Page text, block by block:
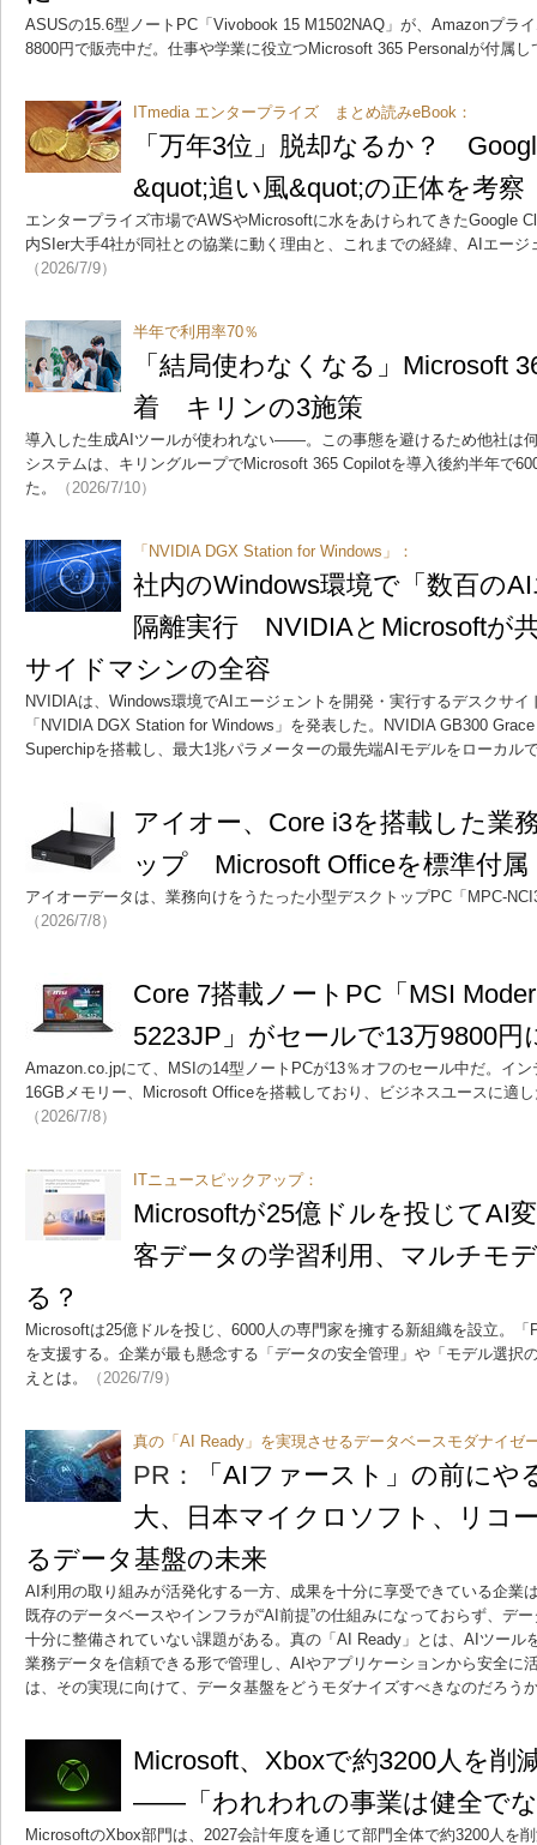
ASUSの15.6型ノートPC「Vivobook 15 M1502NAQ」が、Amazonプラ
8800円で販売中だ。仕事や学業に役立つMicrosoft 365 Personalが付属し
ITmedia エンタープライズ まとめ読みeBook：
「万年3位」脱却なるか？
&quot;追い風&quot;の正体を考察
エンタープライズ市場でAWSやMicrosoftに水をあけられてきたGoogle
内SIer大手4社が同社との協業に動く理由と、これまでの経緯、AIエー
（2026/7/9）
半年で利用率70％
「結局使わなくなる」Microsoft
着 キリンの3施策
導入した生成AIツールが使われない――。この事態を避けるため他社は
システムは、キリングループでMicrosoft 365 Copilotを導入後約半年で
た。
（2026/7/10）
「NVIDIA DGX Station for Windows」：
社内のWindows環境で「数百の
隔離実行 NVIDIAとMicrosoftが
サイドマシンの全容
NVIDIAは、Windows環境でAIエージェントを開発・実行するデスクサ
「NVIDIA DGX Station for Windows」を発表した。NVIDIA GB300
Superchipを搭載し、最大1兆パラメーターの最先端AIモデルをローカル
アイオー、Core i3を搭載した業
ップ Microsoft Officeを標準付属
アイオーデータは、業務向けをうたった小型デスクトップPC「MPC-
（2026/7/8）
Core 7搭載ノートPC「MSI
5223JP」がセールで13万9800円
Amazon.co.jpにて、MSIの14型ノートPCが13％オフのセール中だ。イ
16GBメモリー、Microsoft Officeを搭載しており、ビジネスユースに適
（2026/7/8）
ITニュースピックアップ：
Microsoftが25億ドルを投じてAI
客データの学習利用、マルチモ
る？
Microsoftは25億ドルを投じ、6000人の専門家を擁する新組織を設立。
を支援する。企業が最も懸念する「データの安全管理」や「モデル選択
えとは。
（2026/7/9）
真の「AI Ready」を実現させるデータベースモダナイゼ
PR：
「AIファースト」の前に
大、日本マイクロソフト、リコ
るデータ基盤の未来
AI利用の取り組みが活発化する一方、成果を十分に享受できている企業
既存のデータベースやインフラが“AI前提”の仕組みになっておらず、デ
十分に整備されていない課題がある。真の「AI Ready」とは、AIツール
業務データを信頼できる形で管理し、AIやアプリケーションから安全に
は、その実現に向けて、データ基盤をどうモダナイズすべきなのだろう
Microsoft、Xboxで約3200人を削
――「われわれの事業は健全で
MicrosoftのXbox部門は、2027会計年度を通じて部門全体で約3200人を